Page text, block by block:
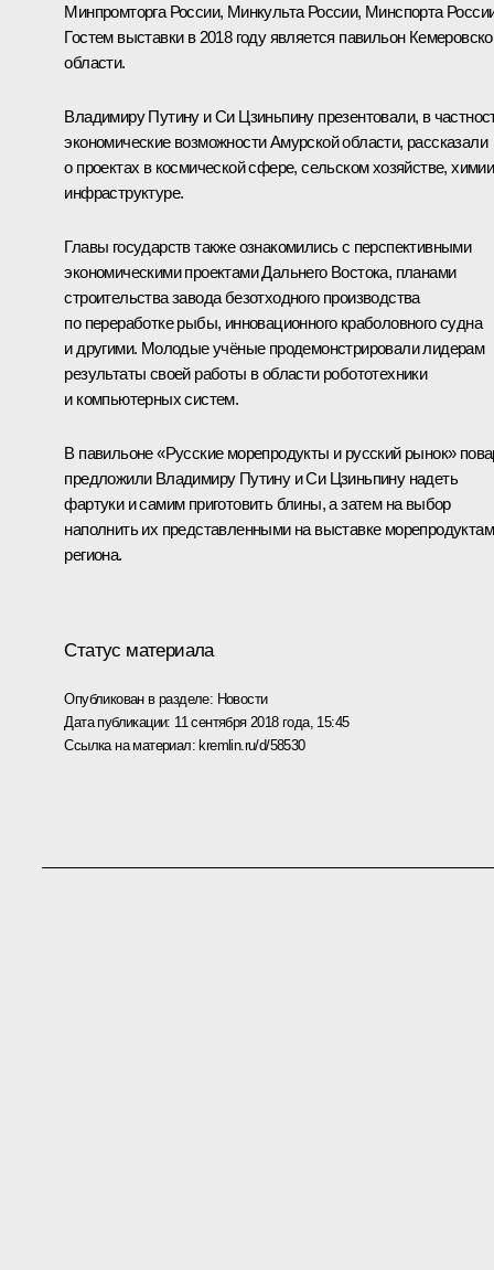
Минпромторга России, Минкульта России, Минспорта
Гостем выставки в 2018 году является павильон
области.
Владимиру Путину и Си Цзиньпину презентовали, в
экономические возможности Амурской области, рассказали
о проектах в космической сфере, сельском хозяйстве,
инфраструктуре.
Главы государств также ознакомились с перспективными
экономическими проектами Дальнего Востока, планами
строительства завода безотходного производства
по переработке рыбы, инновационного краболовного судна
и другими. Молодые учёные продемонстрировали лидерам
результаты своей работы в области робототехники
и компьютерных систем.
В павильоне «Русские морепродукты и русский рынок»
предложили Владимиру Путину и Си Цзиньпину надеть
фартуки и самим приготовить блины, а затем на выбор
наполнить их представленными на выставке
региона.
Статус материала
Опубликован в разделе: Новости
Дата публикации: 11 сентября 2018 года, 15:45
Ссылка на материал: kremlin.ru/d/58530